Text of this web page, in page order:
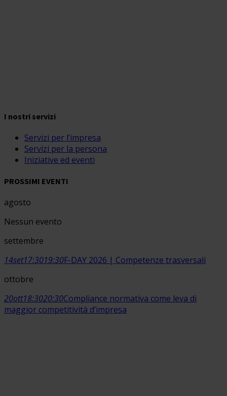
I nostri servizi
Servizi per l’impresa
Servizi per la persona
Iniziative ed eventi
PROSSIMI EVENTI
agosto
Nessun evento
settembre
14set17:3019:30F-DAY 2026 | Competenze trasversali
ottobre
20ott18:3020:30Compliance normativa come leva di
maggior competitività d’impresa